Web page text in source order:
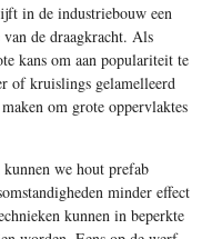
in de industriebouw een
de draagkracht. Als
kans om aan populariteit te
of kruislings gelamelleerd
om grote oppervlaktes
we hout prefab
minder effect
kunnen in beperkte